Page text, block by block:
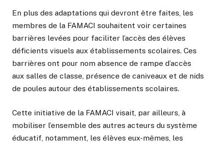
En plus des adaptations qui devront être faites, les
membres de la FAMACI souhaitent voir certaines
barrières levées pour faciliter l’accès des élèves
déficients visuels aux établissements scolaires. Ces
barrières ont pour nom absence de rampe d’accès
aux salles de classe, présence de caniveaux et de nids
de poules autour des établissements scolaires.
Cette initiative de la FAMACI visait, par ailleurs, à
mobiliser l’ensemble des autres acteurs du système
éducatif, notamment, les élèves eux-mêmes, les